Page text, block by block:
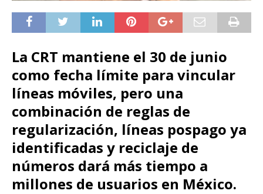
La CRT mantiene el 30 de junio
como fecha límite para vincular
líneas móviles, pero una
combinación de reglas de
regularización, líneas pospago ya
identificadas y reciclaje de
números dará más tiempo a
millones de usuarios en México.